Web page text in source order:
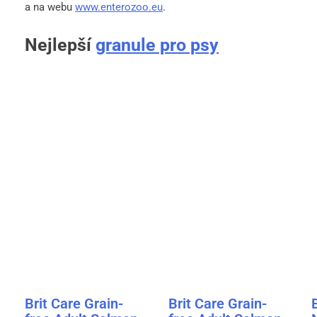
a na webu www.enterozoo.eu.
Nejlepšígranule pro psy
Brit Care Grain-
Brit Care Grain-